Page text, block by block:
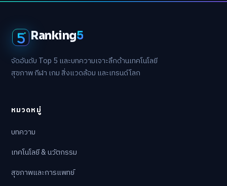
Ranking5
จัดอันดับ Top 5 และบทความเจาะลึกด้านเทคโนโลยี
สุขภาพ กีฬา เกม สิ่งแวดล้อม และเทรนด์โลก
หมวดหมู่
บทความ
เทคโนโลยี & นวัตกรรม
สุขภาพและการแพทย์